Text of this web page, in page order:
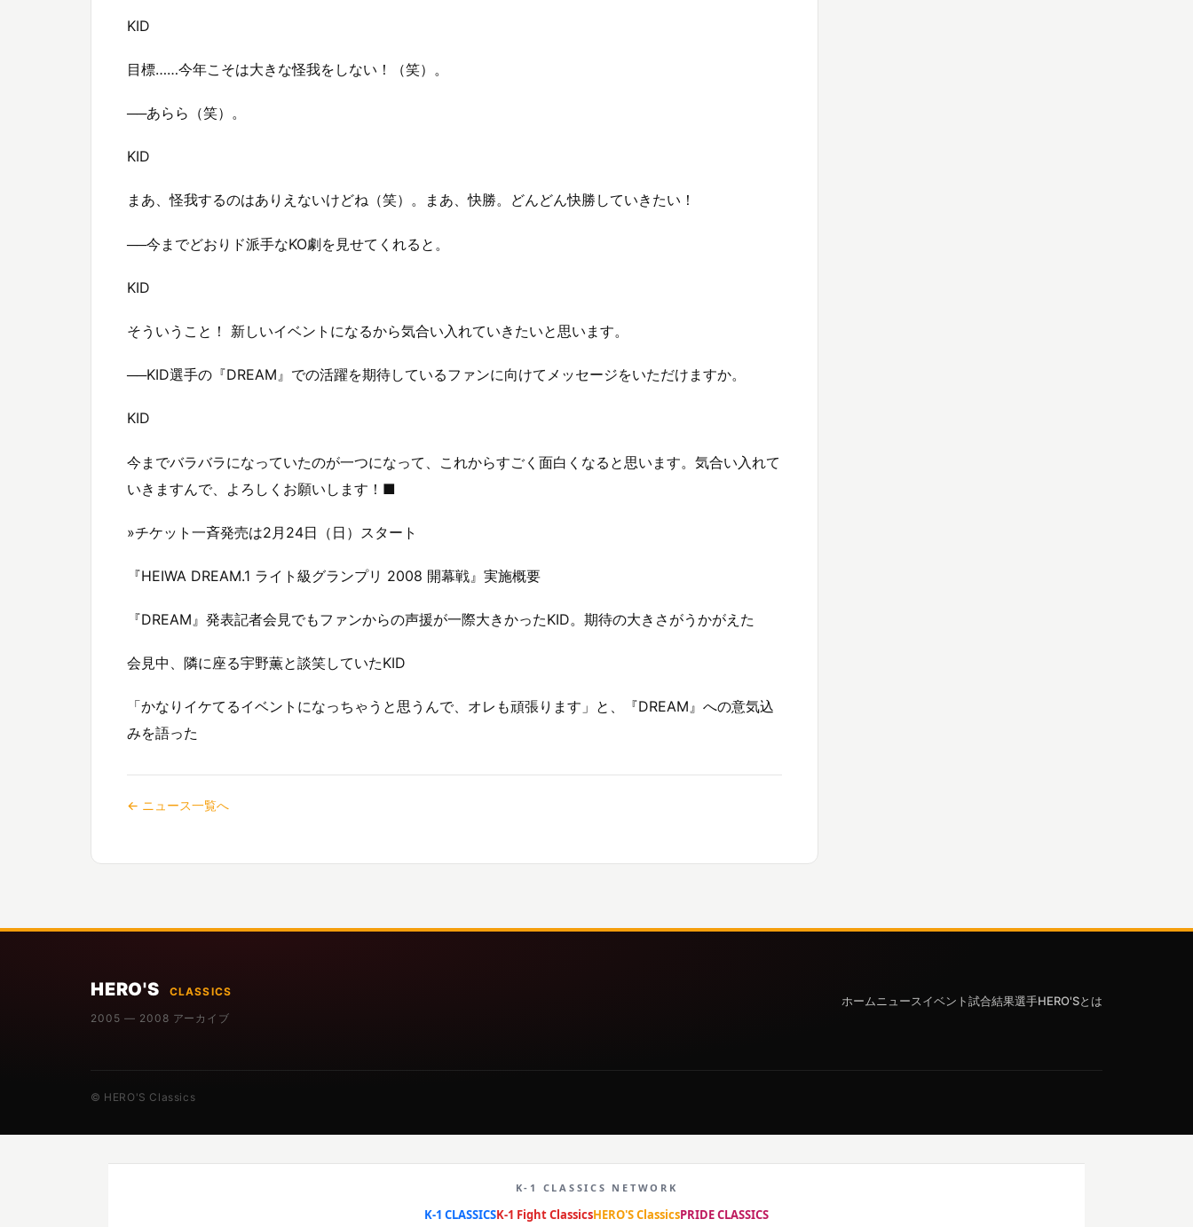
KID
目標……今年こそは大きな怪我をしない！（笑）。
──あらら（笑）。
KID
まあ、怪我するのはありえないけどね（笑）。まあ、快勝。どんどん快勝していきたい！
──今までどおりド派手なKO劇を見せてくれると。
KID
そういうこと！ 新しいイベントになるから気合い入れていきたいと思います。
──KID選手の『DREAM』での活躍を期待しているファンに向けてメッセージをいただけますか。
KID
今までバラバラになっていたのが一つになって、これからすごく面白くなると思います。気合い入れて
いきますんで、よろしくお願いします！■
»チケット一斉発売は2月24日（日）スタート
『HEIWA DREAM.1 ライト級グランプリ 2008 開幕戦』実施概要
『DREAM』発表記者会見でもファンからの声援が一際大きかったKID。期待の大きさがうかがえた
会見中、隣に座る宇野薫と談笑していたKID
「かなりイケてるイベントになっちゃうと思うんで、オレも頑張ります」と、『DREAM』への意気込
みを語った
← ニュース一覧へ
HERO'S
CLASSICS
2005 — 2008 アーカイブ
ホームニュースイベント試合結果選手HERO'Sとは
© HERO'S Classics
K-1 CLASSICS NETWORK
K-1 CLASSICSK-1 Fight ClassicsHERO'S ClassicsPRIDE CLASSICS